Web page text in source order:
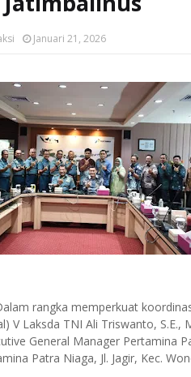
Januari 21, 2026
rangka memperkuat
V Laksda TNI Ali Triswanto,
General Manager Pertamina
Patra Niaga, Jl. Jagir, Kec.